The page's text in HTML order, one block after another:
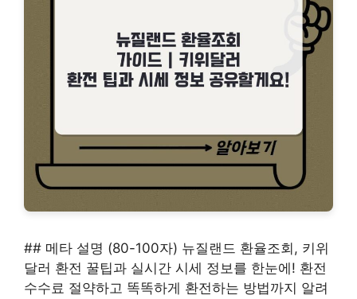
## 메타 설명 (80-100자) 뉴질랜드 환율조회, 키위
달러 환전 꿀팁과 실시간 시세 정보를 한눈에! 환전
수수료 절약하고 똑똑하게 환전하는 방법까지 알려